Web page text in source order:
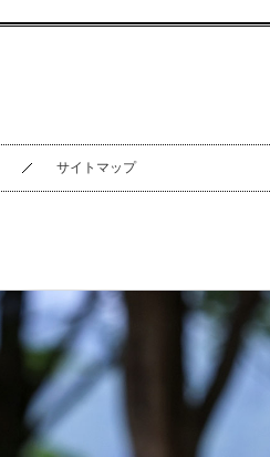
サイトマップ